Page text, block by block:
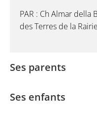
PAR : Ch Almar
des Terres de la Rairie
Ses parents
Ses enfants